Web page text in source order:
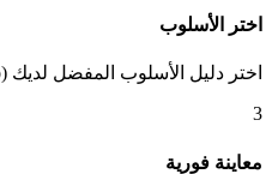
اختر الأسلوب
اختر دليل الأسلوب المفضل لديك (AP، APA، Chicago، إلخ).
3
معاينة فورية